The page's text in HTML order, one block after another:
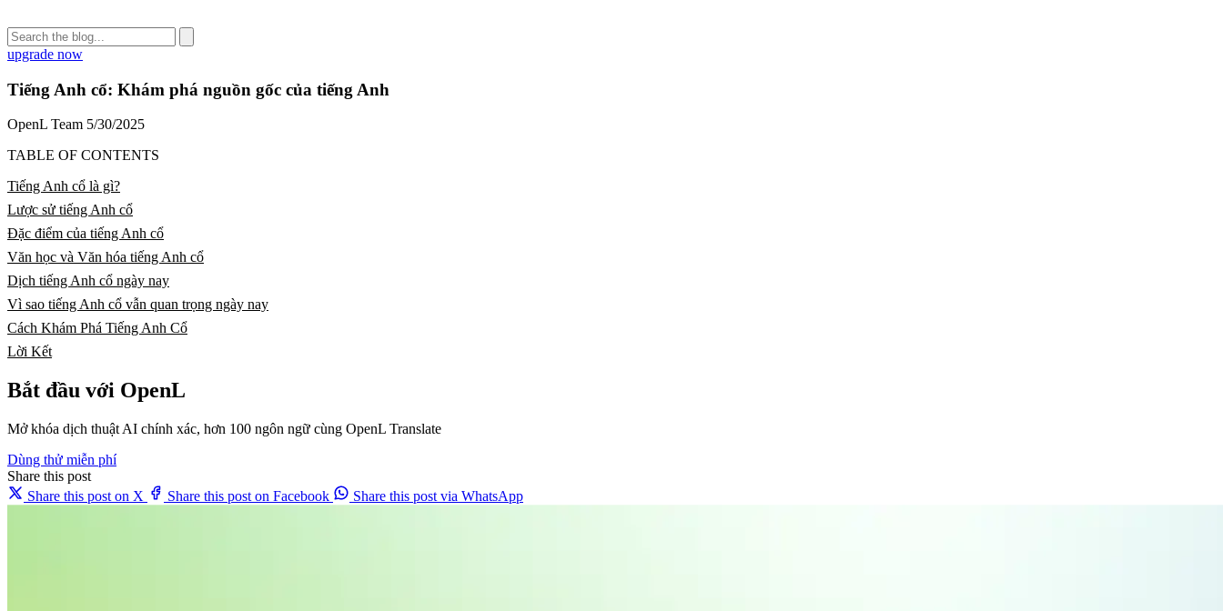
upgrade now
Tiếng Anh cổ: Khám phá nguồn gốc của tiếng Anh
OpenL Team 5/30/2025
TABLE OF CONTENTS
Tiếng Anh cổ là gì?
Lược sử tiếng Anh cổ
Đặc điểm của tiếng Anh cổ
Văn học và Văn hóa tiếng Anh cổ
Dịch tiếng Anh cổ ngày nay
Vì sao tiếng Anh cổ vẫn quan trọng ngày nay
Cách Khám Phá Tiếng Anh Cổ
Lời Kết
Bắt đầu với OpenL
Mở khóa dịch thuật AI chính xác, hơn 100 ngôn ngữ cùng OpenL Translate
Dùng thử miễn phí
Share this post
Share this post on X
Share this post on Facebook Share this post via WhatsApp